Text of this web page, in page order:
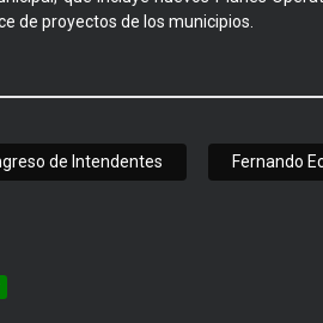
de proyectos de los municipios.
de Intendentes Fernando